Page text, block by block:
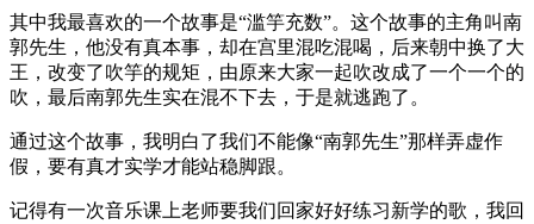
其中我最喜欢的一个故事是“滥竽充数”。这个故事的主角叫南
郭先生，他没有真本事，却在宫里混吃混喝，后来朝中换了大
王，改变了吹竽的规矩，由原来大家一起吹改成了一个一个的
吹，最后南郭先生实在混不下去，于是就逃跑了。
通过这个故事，我明白了我们不能像“南郭先生”那样弄虚作
假，要有真才实学才能站稳脚跟。
记得有一次音乐课上老师要我们回家好好练习新学的歌，我回